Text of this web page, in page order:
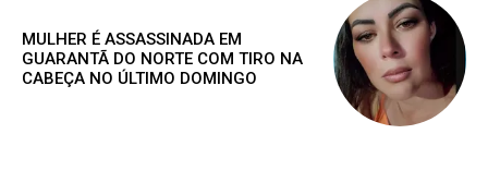
Nóticias exclusivas
MULHER É ASSASSINADA EM
GUARANTÃ DO NORTE COM TIRO NA
CABEÇA NO ÚLTIMO DOMINGO